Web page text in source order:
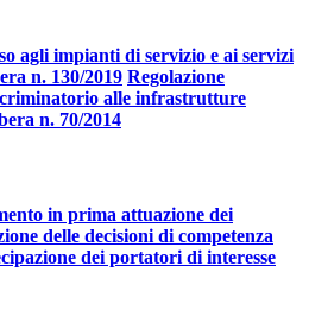
agli impianti di servizio e ai servizi
n. 130/2019 Regolazione
alle infrastrutture
n. 70/2014
in prima attuazione dei
delle decisioni di competenza
dei portatori di interesse